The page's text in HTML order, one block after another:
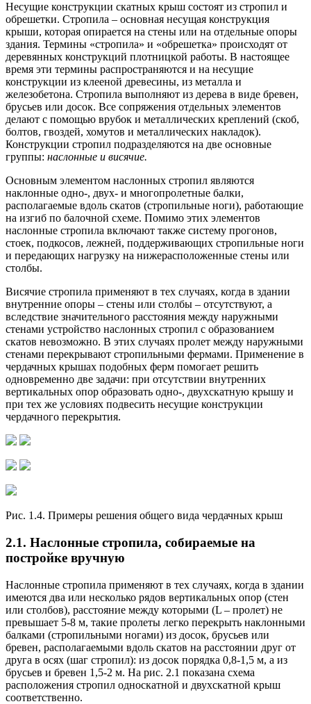
Несущие конструкции скатных крыш состоят из стропил и
обрешетки. Стропила – основная несущая конструкция
крыши, которая опирается на стены или на отдельные опоры
здания. Термины «стропила» и «обрешетка» происходят от
деревянных конструкций плотницкой работы. В настоящее
время эти термины распространяются и на несущие
конструкции из клееной древесины, из металла и
железобетона. Стропила выполняют из дерева в виде бревен,
брусьев или досок. Все сопряжения отдельных элементов
делают с помощью врубок и металлических креплений (скоб,
болтов, гвоздей, хомутов и металлических накладок).
Конструкции стропил подразделяются на две основные
группы: наслонные и висячие.
Основным элементом наслонных стропил являются
наклонные одно-, двух- и многопролетные балки,
располагаемые вдоль скатов (стропильные ноги), работающие
на изгиб по балочной схеме. Помимо этих элементов
наслонные стропила включают также систему прогонов,
стоек, подкосов, лежней, поддерживающих стропильные ноги
и передающих нагрузку на нижерасположенные стены или
столбы.
Висячие стропила применяют в тех случаях, когда в здании
внутренние опоры – стены или столбы – отсутствуют, а
вследствие значительного расстояния между наружными
стенами устройство наслонных стропил с образованием
скатов невозможно. В этих случаях пролет между наружными
стенами перекрывают стропильными фермами. Применение в
чердачных крышах подобных ферм помогает решить
одновременно две задачи: при отсутствии внутренних
вертикальных опор образовать одно-, двухскатную крышу и
при тех же условиях подвесить несущие конструкции
чердачного перекрытия.
Рис. 1.4. Примеры решения общего вида чердачных крыш
2.1. Наслонные стропила, собираемые на
постройке вручную
Наслонные стропила применяют в тех случаях, когда в здании
имеются два или несколько рядов вертикальных опор (стен
или столбов), расстояние между которыми (L – пролет) не
превышает 5-8 м, такие пролеты легко перекрыть наклонными
балками (стропильными ногами) из досок, брусьев или
бревен, располагаемыми вдоль скатов на расстоянии друг от
друга в осях (шаг стропил): из досок порядка 0,8-1,5 м, а из
брусьев и бревен 1,5-2 м. На рис. 2.1 показана схема
расположения стропил односкатной и двухскатной крыш
соответственно.